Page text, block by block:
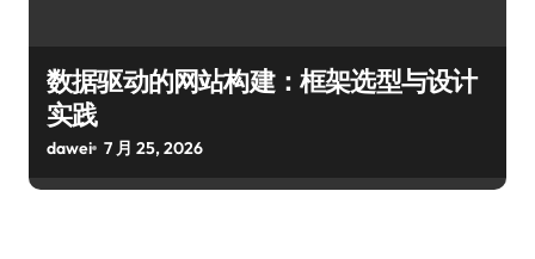
数据驱动的网站构建：框架选型与设计
实践
dawei 7 月 25, 2026